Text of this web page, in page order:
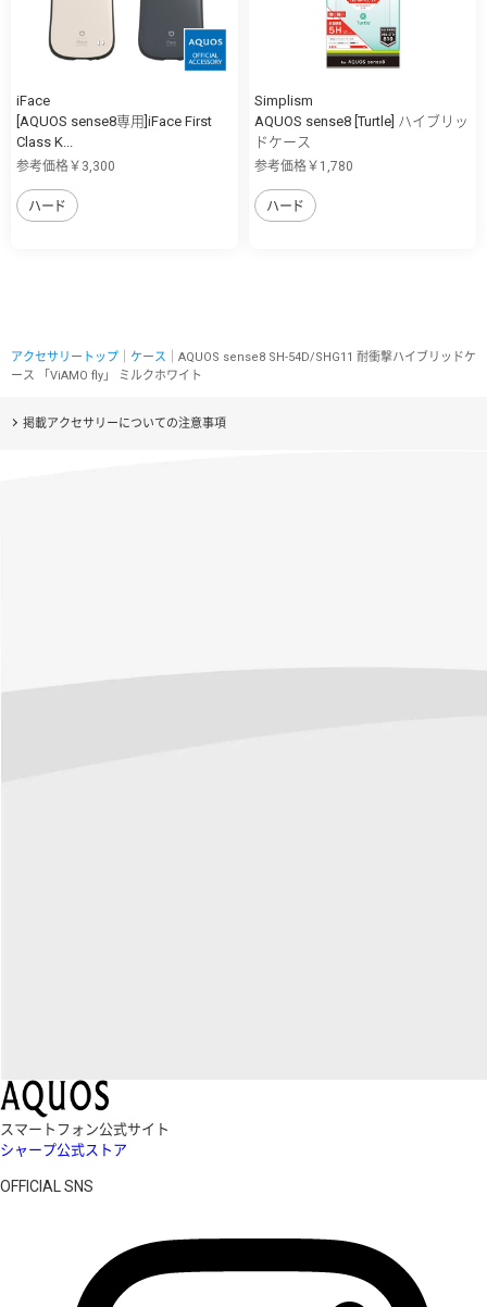
iFace
[AQUOS sense8専用]iFace First
Class K...
参考価格￥3,300
ハード
Simplism
AQUOS sense8 [Turtle] ハイブリッ
ドケース
参考価格￥1,780
ハード
アクセサリートップ ケース ｜AQUOS sense8 SH-54D/SHG11 耐衝撃ハイブリッドケ
ース 「ViAMO fly」 ミルクホワイト
掲載アクセサリーについての注意事項
スマートフォン公式サイト
シャープ公式ストア
OFFICIAL SNS